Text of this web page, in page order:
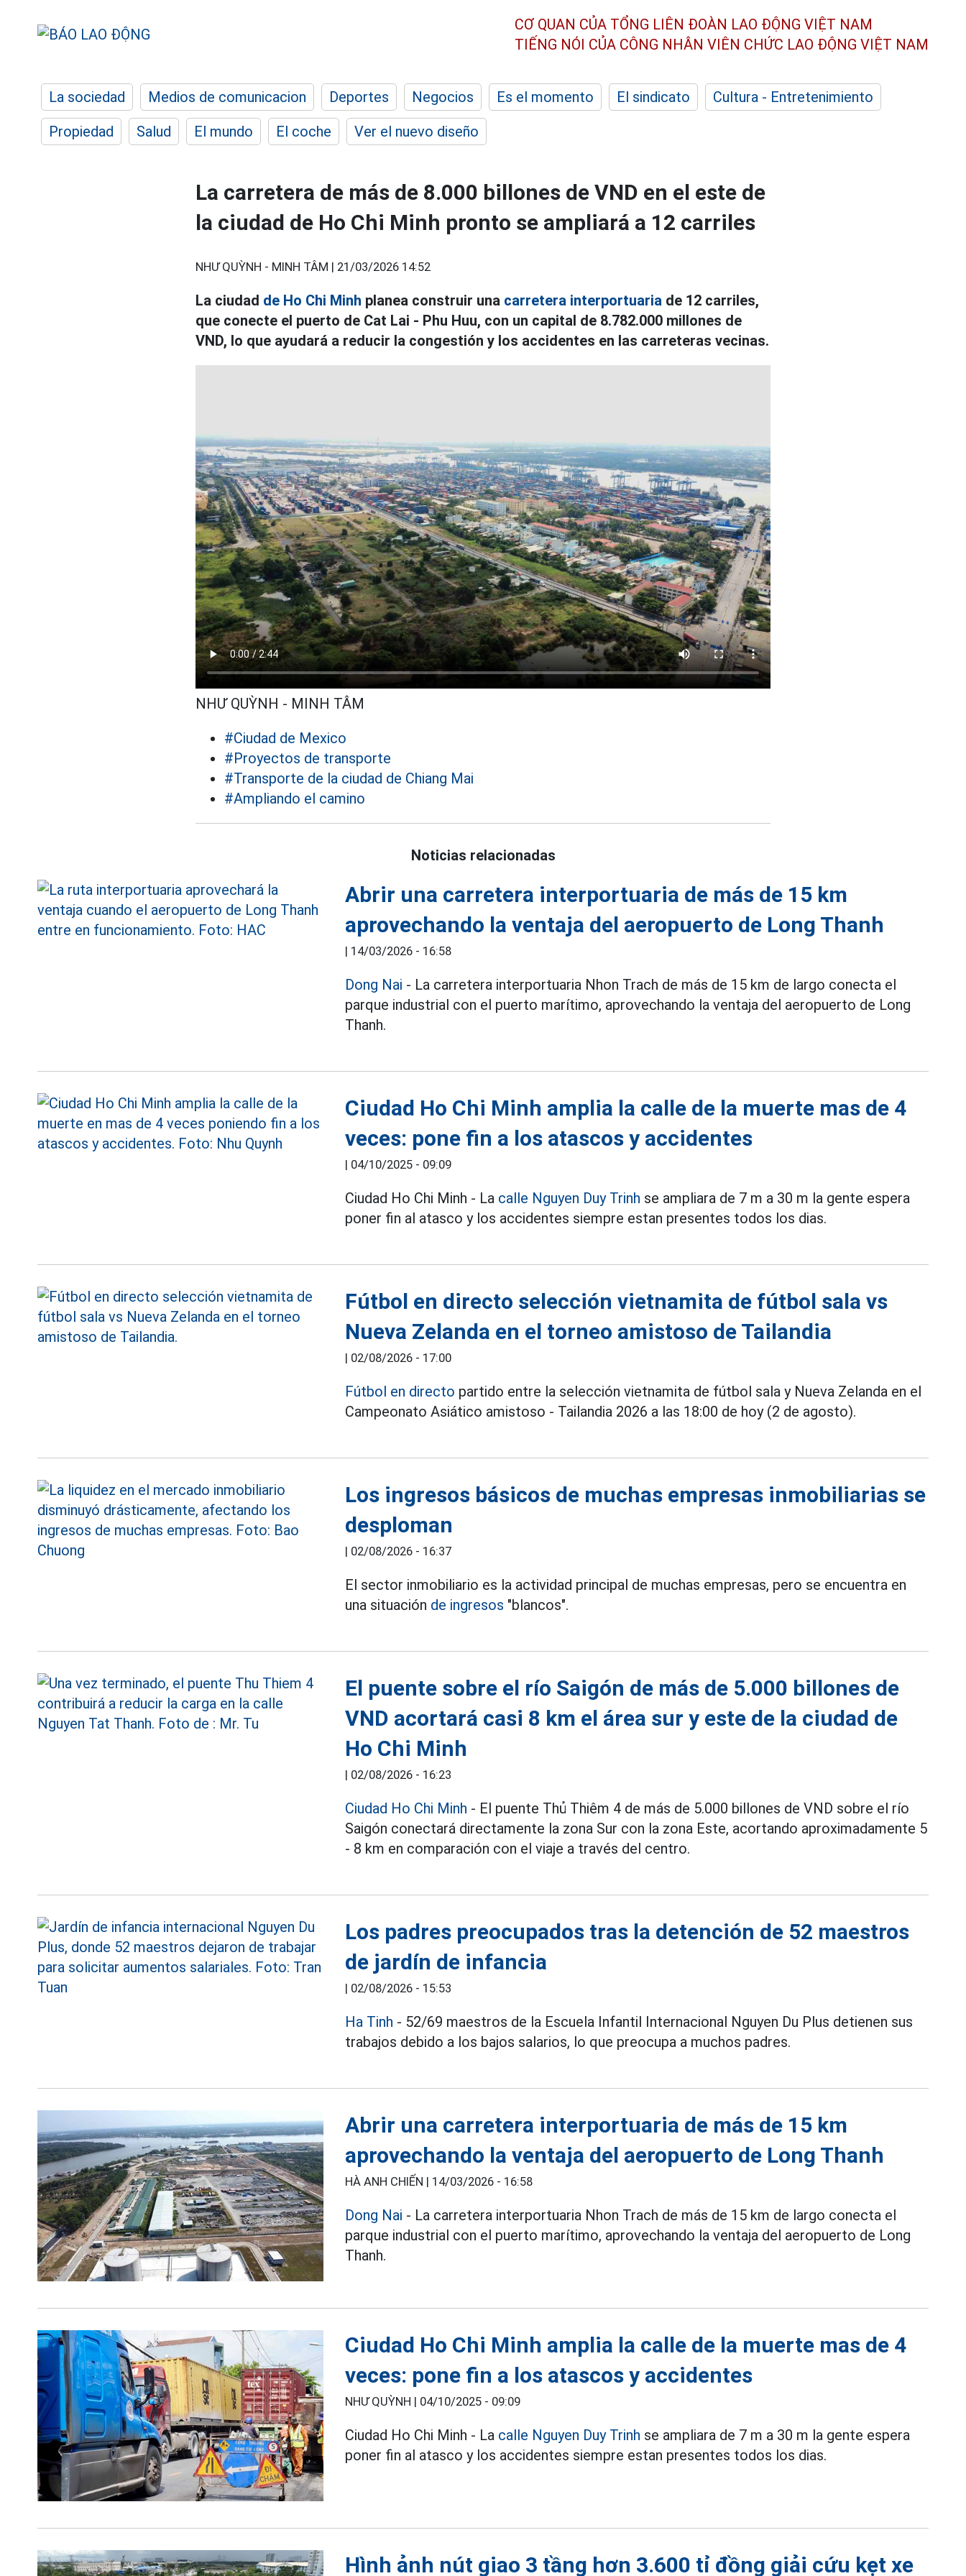
CƠ QUAN CỦA TỔNG LIÊN ĐOÀN LAO ĐỘNG VIỆT NAM
TIẾNG NÓI CỦA CÔNG NHÂN VIÊN CHỨC LAO ĐỘNG VIỆT NAM
La sociedad Medios de comunicacion Deportes Negocios Es el momento El sindicato
Cultura - Entretenimiento
Propiedad
Salud El mundo El coche Ver el nuevo diseño
La carretera de más de 8.000 billones de VND en el este de
la ciudad de Ho Chi Minh pronto se ampliará a 12 carriles
NHƯ QUỲNH - MINH TÂM | 21/03/2026 14:52
La ciudad de Ho Chi Minh planea construir una carretera interportuaria de 12 carriles,
que conecte el puerto de Cat Lai - Phu Huu, con un capital de 8.782.000 millones de
VND, lo que ayudará a reducir la congestión y los accidentes en las carreteras vecinas.
NHƯ QUỲNH - MINH TÂM
#Ciudad de Mexico
#Proyectos de transporte
#Transporte de la ciudad de Chiang Mai
#Ampliando el camino
Noticias relacionadas
Abrir una carretera interportuaria de más de 15 km
aprovechando la ventaja del aeropuerto de Long Thanh
| 14/03/2026 - 16:58
Dong Nai - La carretera interportuaria Nhon Trach de más de 15 km de largo conecta el
parque industrial con el puerto marítimo, aprovechando la ventaja del aeropuerto de Long
Thanh.
Ciudad Ho Chi Minh amplia la calle de la muerte mas de 4
veces: pone fin a los atascos y accidentes
| 04/10/2025 - 09:09
Ciudad Ho Chi Minh - La calle Nguyen Duy Trinh se ampliara de 7 m a 30 m la gente espera
poner fin al atasco y los accidentes siempre estan presentes todos los dias.
Fútbol en directo selección vietnamita de fútbol sala vs
Nueva Zelanda en el torneo amistoso de Tailandia
| 02/08/2026 - 17:00
Fútbol en directo partido entre la selección vietnamita de fútbol sala y Nueva Zelanda en el
Campeonato Asiático amistoso - Tailandia 2026 a las 18:00 de hoy (2 de agosto).
Los ingresos básicos de muchas empresas inmobiliarias se
desploman
| 02/08/2026 - 16:37
El sector inmobiliario es la actividad principal de muchas empresas, pero se encuentra en
una situación de ingresos "blancos".
El puente sobre el río Saigón de más de 5.000 billones de
VND acortará casi 8 km el área sur y este de la ciudad de
Ho Chi Minh
| 02/08/2026 - 16:23
Ciudad Ho Chi Minh - El puente Thủ Thiêm 4 de más de 5.000 billones de VND sobre el río
Saigón conectará directamente la zona Sur con la zona Este, acortando aproximadamente 5
- 8 km en comparación con el viaje a través del centro.
Los padres preocupados tras la detención de 52 maestros
de jardín de infancia
| 02/08/2026 - 15:53
Ha Tinh - 52/69 maestros de la Escuela Infantil Internacional Nguyen Du Plus detienen sus
trabajos debido a los bajos salarios, lo que preocupa a muchos padres.
Abrir una carretera interportuaria de más de 15 km
aprovechando la ventaja del aeropuerto de Long Thanh
HÀ ANH CHIẾN | 14/03/2026 - 16:58
Dong Nai - La carretera interportuaria Nhon Trach de más de 15 km de largo conecta el
parque industrial con el puerto marítimo, aprovechando la ventaja del aeropuerto de Long
Thanh.
Ciudad Ho Chi Minh amplia la calle de la muerte mas de 4
veces: pone fin a los atascos y accidentes
NHƯ QUỲNH | 04/10/2025 - 09:09
Ciudad Ho Chi Minh - La calle Nguyen Duy Trinh se ampliara de 7 m a 30 m la gente espera
poner fin al atasco y los accidentes siempre estan presentes todos los dias.
Hình ảnh nút giao 3 tầng hơn 3.600 tỉ đồng giải cứu kẹt xe